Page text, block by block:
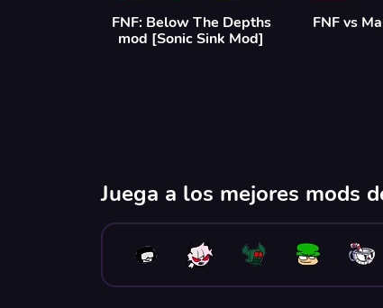
FNF: Below The Depths
mod [Sonic Sink Mod]
FNF vs
Juega a los mejores mods